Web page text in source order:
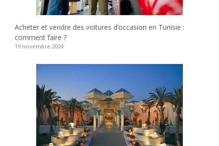
Acheter et vendre des voitures d’occasion en Tunisie :
comment faire ?
19 novembre 2024